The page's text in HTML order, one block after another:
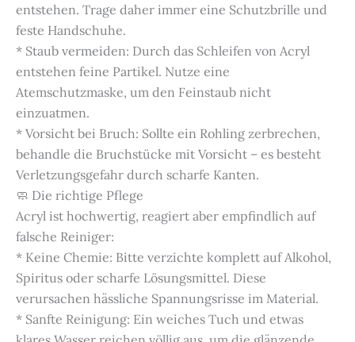
entstehen. Trage daher immer eine Schutzbrille und
feste Handschuhe.
* Staub vermeiden: Durch das Schleifen von Acryl
entstehen feine Partikel. Nutze eine
Atemschutzmaske, um den Feinstaub nicht
einzuatmen.
* Vorsicht bei Bruch: Sollte ein Rohling zerbrechen,
behandle die Bruchstücke mit Vorsicht – es besteht
Verletzungsgefahr durch scharfe Kanten.
🧼 Die richtige Pflege
Acryl ist hochwertig, reagiert aber empfindlich auf
falsche Reiniger:
* Keine Chemie: Bitte verzichte komplett auf Alkohol,
Spiritus oder scharfe Lösungsmittel. Diese
verursachen hässliche Spannungsrisse im Material.
* Sanfte Reinigung: Ein weiches Tuch und etwas